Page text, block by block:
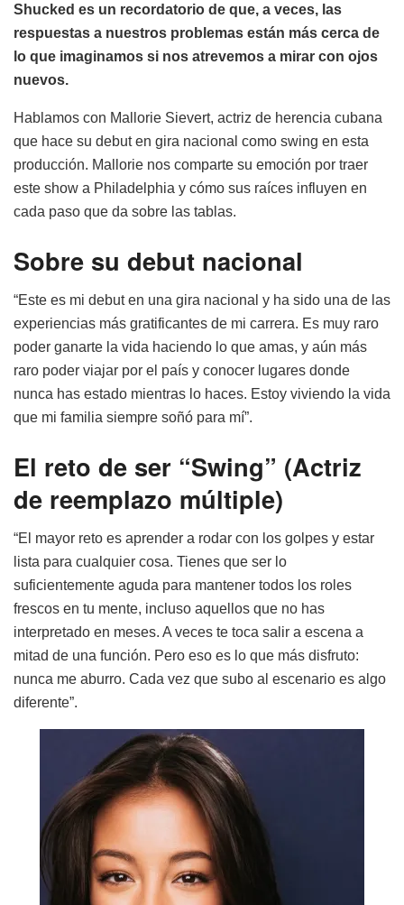
Shucked es un recordatorio de que, a veces, las
respuestas a nuestros problemas están más cerca de
lo que imaginamos si nos atrevemos a mirar con ojos
nuevos.
Hablamos con Mallorie Sievert, actriz de herencia cubana
que hace su debut en gira nacional como swing en esta
producción. Mallorie nos comparte su emoción por traer
este show a Philadelphia y cómo sus raíces influyen en
cada paso que da sobre las tablas.
Sobre su debut nacional
“Este es mi debut en una gira nacional y ha sido una de las
experiencias más gratificantes de mi carrera. Es muy raro
poder ganarte la vida haciendo lo que amas, y aún más
raro poder viajar por el país y conocer lugares donde
nunca has estado mientras lo haces. Estoy viviendo la vida
que mi familia siempre soñó para mí”.
El reto de ser “Swing” (Actriz
de reemplazo múltiple)
“El mayor reto es aprender a rodar con los golpes y estar
lista para cualquier cosa. Tienes que ser lo
suficientemente aguda para mantener todos los roles
frescos en tu mente, incluso aquellos que no has
interpretado en meses. A veces te toca salir a escena a
mitad de una función. Pero eso es lo que más disfruto:
nunca me aburro. Cada vez que subo al escenario es algo
diferente”.